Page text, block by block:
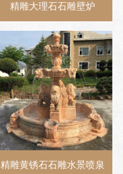
精雕大理石石雕壁炉
精雕黄锈石石雕水景喷泉